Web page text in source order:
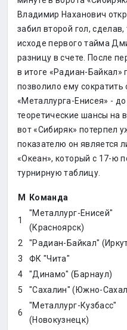
Владимир Наханович
забил второй гол,
исходе первого тайма
разницу в счете. После
в итоге «Радиан-Байкал»
позволило ему сократить
«Металлурга-Енисея» -
теоретические шансы на
вот «Сибиряк» потерпел
показателю он является
«Океан», который с 17-ю
турнирную таблицу.
М Команда
1
"Металлург-Енисей"
(Красноярск)
2 "Радиан-Байкал"
3
ФК "Чита"
4
"Динамо" (Барнаул)
5
"Сахалин" (Южно-
6
"Металлург-Кузбасс"
(Новокузнецк)